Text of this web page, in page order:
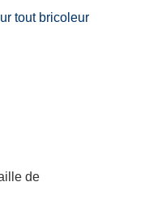
tout bricoleur
de